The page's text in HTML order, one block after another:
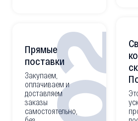
02
Прямые
поставки
Закупаем,
оплачиваем и
доставляем
заказы
самостоятельно,